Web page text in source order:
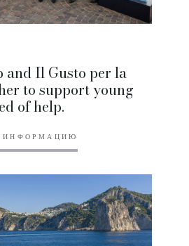
Il Gusto per la
to support young
of help.